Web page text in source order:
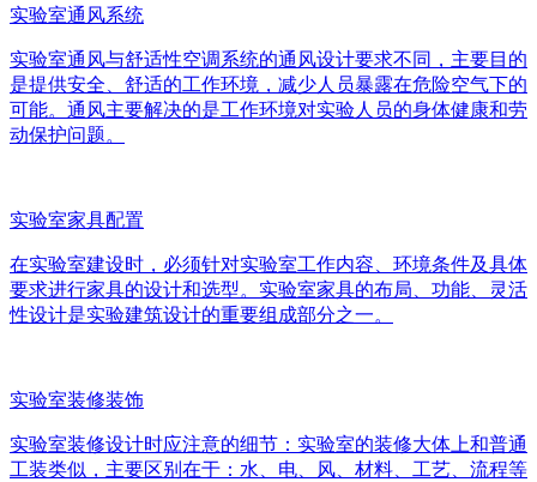
实验室通风系统
实验室通风与舒适性空调系统的通风设计要求不同，主要目的
是提供安全、舒适的工作环境，减少人员暴露在危险空气下的
可能。通风主要解决的是工作环境对实验人员的身体健康和劳
动保护问题。
实验室家具配置
在实验室建设时，必须针对实验室工作内容、环境条件及具体
要求进行家具的设计和选型。实验室家具的布局、功能、灵活
性设计是实验建筑设计的重要组成部分之一。
实验室装修装饰
实验室装修设计时应注意的细节：实验室的装修大体上和普通
工装类似，主要区别在于：水、电、风、材料、工艺、流程等